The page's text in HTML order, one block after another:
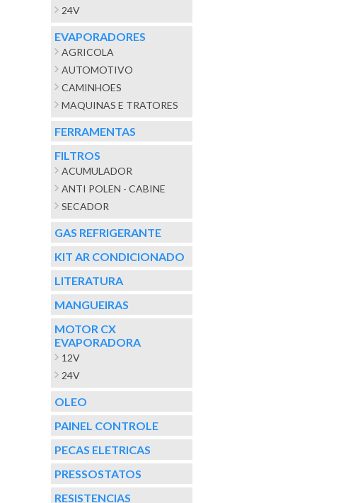
24V
EVAPORADORES
AGRICOLA
AUTOMOTIVO
CAMINHOES
MAQUINAS E TRATORES
FERRAMENTAS
FILTROS
ACUMULADOR
ANTI POLEN - CABINE
SECADOR
GAS REFRIGERANTE
KIT AR CONDICIONADO
LITERATURA
MANGUEIRAS
MOTOR CX
EVAPORADORA
12V
24V
OLEO
PAINEL CONTROLE
PECAS ELETRICAS
PRESSOSTATOS
RESISTENCIAS